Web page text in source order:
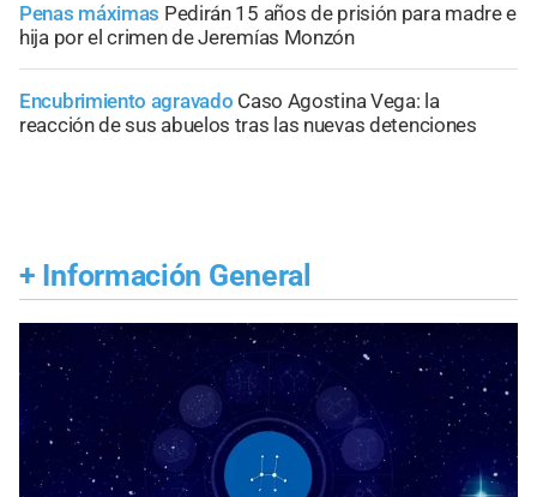
Penas máximas Pedirán 15 años de prisión para madre e
hija por el crimen de Jeremías Monzón
Encubrimiento agravado Caso Agostina Vega: la
reacción de sus abuelos tras las nuevas detenciones
+ Información General